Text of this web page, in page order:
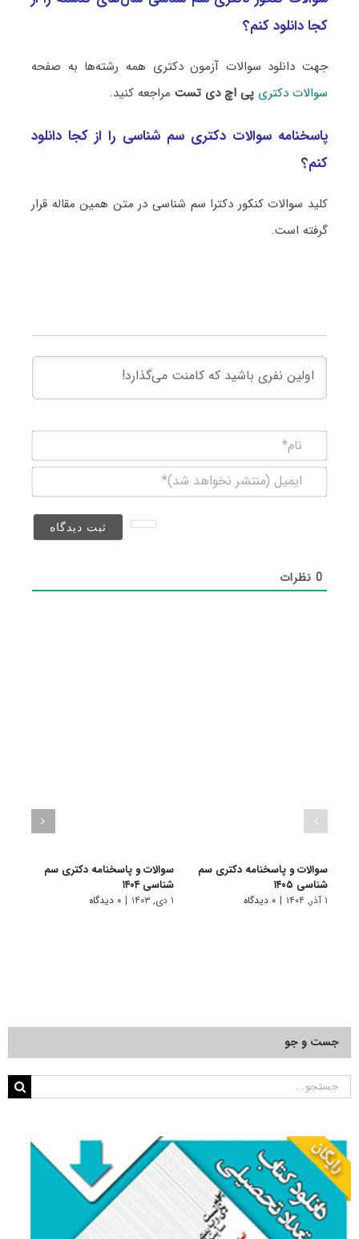
کجا دانلود کنم؟
جهت دانلود سوالات آزمون دکتری همه رشته‌ها به صفحه
سوالات دکتری پی اچ دی تستمراجعه کنید.
پاسخنامه سوالات دکتری سم شناسی را از کجا دانلود
کنم؟
کلید سوالات کنکور دکترا سم شناسی در متن همین مقاله قرار
گرفته است.
(منتشر
0نظرات
سوالات و پاسخنامه دکتری سم
شناسی ۱۴۰۵
۱ آذر, ۱۴۰۴ | ۰ دیدگاه
سوالات و پاسخنامه دکتری سم
شناسی ۱۴۰۴
۱ دی, ۱۴۰۳ | ۰ دیدگاه
جست و جو
جستجو